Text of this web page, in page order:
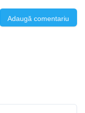
Adaugă comentariu